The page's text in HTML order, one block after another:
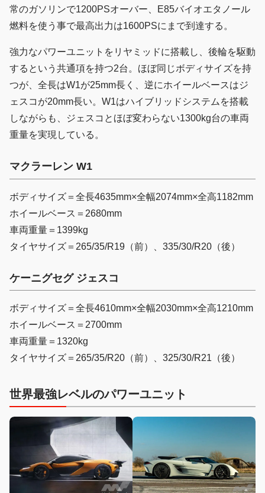
常のガソリンで1200PSオーバー、E85バイオエタノール
燃料を使う事で最高出力は1600PSにまで到達する。
強力なパワーユニットをリヤミッドに搭載し、後輪を駆動
するという共通項を持つ2台。ほぼ同じボディサイズを持
つが、全長はW1が25mm長く、逆にホイールベースはジ
ェスコが20mm長い。W1はハイブリッドシステムを搭載
しながらも、ジェスコとほぼ変わらない1300kg台の車両
重量を実現している。
マクラーレン W1
ボディサイズ＝全長4635mm×全幅2074mm×全高1182mm
ホイールベース＝2680mm
車両重量＝1399kg
タイヤサイズ＝265/35/R19（前）、335/30/R20（後）
ケーニグセグ ジェスコ
ボディサイズ＝全長4610mm×全幅2030mm×全高1210mm
ホイールベース＝2700mm
車両重量＝1320kg
タイヤサイズ＝265/35/R20（前）、325/30/R21（後）
世界最強レベルのパワーユニット